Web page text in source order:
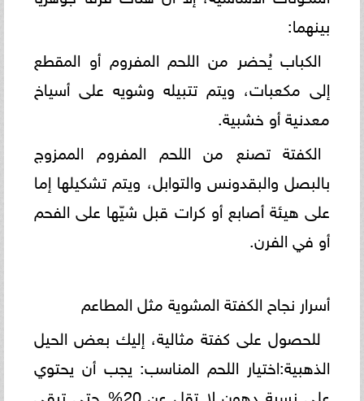
بينهما:
الكباب يُحضر من اللحم المفروم أو المقطع
إلى مكعبات، ويتم تتبيله وشويه على أسياخ
معدنية أو خشبية.
الكفتة تصنع من اللحم المفروم الممزوج
بالبصل والبقدونس والتوابل، ويتم تشكيلها إما
على هيئة أصابع أو كرات قبل شيّها على الفحم
أو في الفرن.
أسرار نجاح الكفتة المشوية مثل المطاعم
للحصول على كفتة مثالية، إليك بعض الحيل
الذهبية:اختيار اللحم المناسب: يجب أن يحتوي
على نسبة دهون لا تقل عن 20% حتى تبقى